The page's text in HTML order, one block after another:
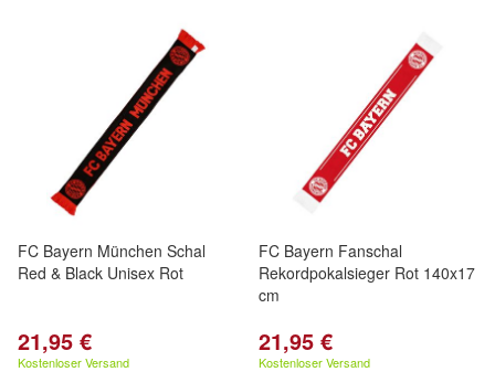
FC Bayern München Schal
Red & Black Unisex Rot
21,95 €
Kostenloser Versand
FC Bayern Fanschal
Rekordpokalsieger Rot 140x17
cm
21,95 €
Kostenloser Versand